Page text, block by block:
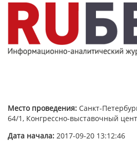
Место проведения: Санкт-
64/1, Конгрессно-выставочный
Дата начала: 2017-09-20 13:12:46